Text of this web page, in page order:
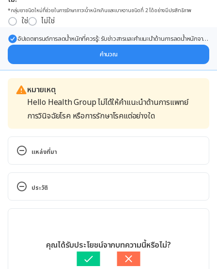
*กลุ่มยาชนิดใหม่ที่ช่วยในการรักษาภาวะน้ำหนักเกินและเบาหวานชนิดที่ 2 ได้อย่างมีประสิทธิภาพ
ใช่ ไม่ใช่
อัปเดตเทรนด์การลดน้ำหนักที่ควรรู้: รับข่าวสารและคำแนะนำด้านการลดน้ำหนักจาก
คำนวณ
หมายเหตุ
Hello Health Group ไม่ได้ให้คำแนะนำด้านการแพทย์
การวินิจฉัยโรค หรือการรักษาโรคแต่อย่างใด
แหล่งที่มา
9 Best Glute Exercises for a Stronger Butt
https://www.verywellfit.com/best-butt-exercises-
1230773 Accessed December 12, 2019.
https://www.womenshealthmag.com/fitness/a199
83280/best-butt-exercises/ Accessed December 12,
ประวัติ
เขียนโดย ปัญญพัฒน์ เอี่ยมสิน
ตรวจสอบความถูกต้องของข้อมูลโดยทีม Hello คุณหมอ
Chayawee Limthavornrak
คุณได้รับประโยชน์จากบทความนี้หรือไม่?